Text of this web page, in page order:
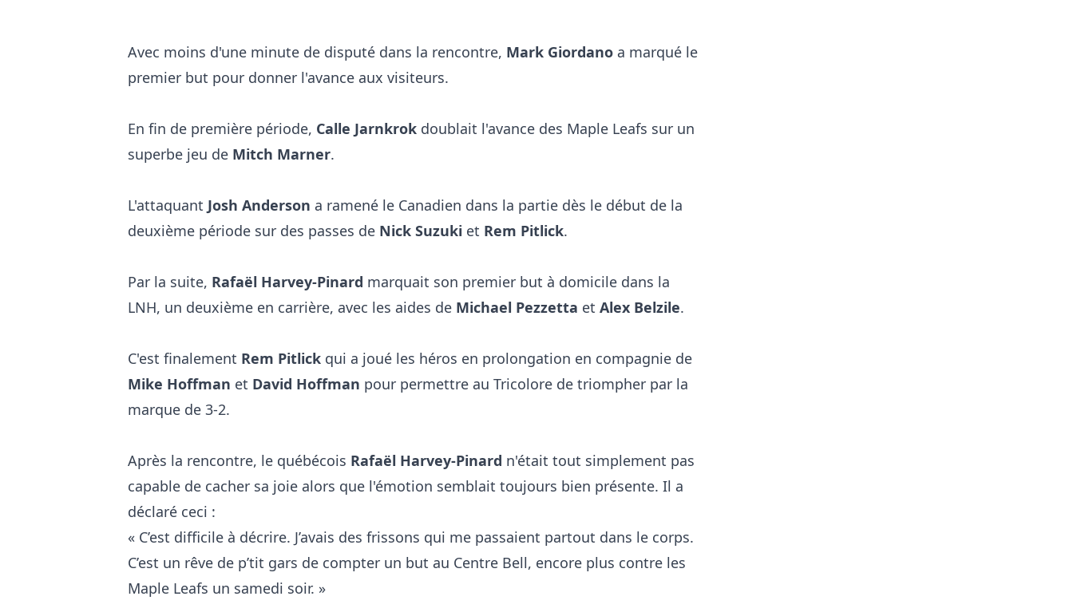
Avec moins d'une minute de disputé dans la rencontre, Mark Giordano a marqué le
premier but pour donner l'avance aux visiteurs.
En fin de première période, Calle Jarnkrok doublait l'avance des Maple Leafs sur un
superbe jeu de Mitch Marner.
L'attaquant Josh Anderson a ramené le Canadien dans la partie dès le début de la
deuxième période sur des passes de Nick Suzuki et Rem Pitlick.
Par la suite, Rafaël Harvey-Pinard marquait son premier but à domicile dans la
LNH, un deuxième en carrière, avec les aides de Michael Pezzetta et Alex Belzile.
C'est finalement Rem Pitlick qui a joué les héros en prolongation en compagnie de
Mike Hoffman et David Hoffman pour permettre au Tricolore de triompher par la
marque de 3-2.
Après la rencontre, le québécois Rafaël Harvey-Pinard n'était tout simplement pas
capable de cacher sa joie alors que l'émotion semblait toujours bien présente. Il a
déclaré ceci :
« C’est difficile à décrire. J’avais des frissons qui me passaient partout dans le corps.
C’est un rêve de p’tit gars de compter un but au Centre Bell, encore plus contre les
Maple Leafs un samedi soir. »